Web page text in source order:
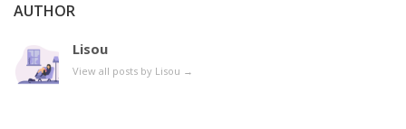
AUTHOR
Lisou
View all posts by Lisou →